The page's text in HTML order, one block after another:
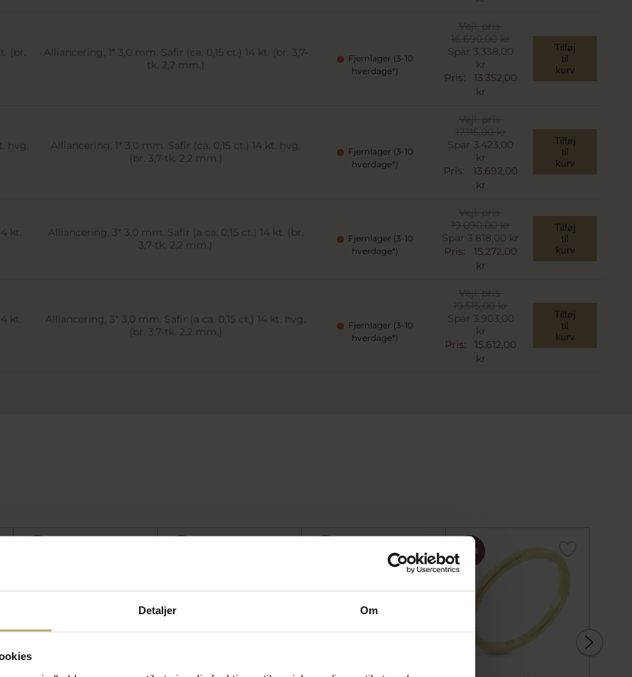
Detaljer Om
Alliancering, 1* 3,0 mm. Safir (ca. 0,15 ct.) 14 kt. (br. 3,7-
tk. 2,2 mm.)
Fjernlager (3-10
hverdage*)
Vejl. pris
16.690,00 kr
Spar 3.338,00
kr
Pris:
13.352,00
kr
Tilføj
til
kurv
Alliancering, 1* 3,0 mm. Safir (ca. 0,15 ct.) 14 kt. hvg.
(br. 3,7-tk. 2,2 mm.)
Fjernlager (3-10
hverdage*)
Vejl. pris
17.115,00 kr
Spar 3.423,00
kr
Pris:
13.692,00
kr
Tilføj
til
kurv
Alliancering, 3* 3,0 mm. Safir (a ca. 0,15 ct.) 14 kt. (br.
3,7-tk. 2,2 mm.)
Fjernlager (3-10
hverdage*)
Vejl. pris
19.090,00 kr
Spar 3.818,00 kr
Pris:
15.272,00
kr
Tilføj
til
kurv
Alliancering, 3* 3,0 mm. Safir (a ca. 0,15 ct.) 14 kt. hvg.
(br. 3,7-tk. 2,2 mm.)
Fjernlager (3-10
hverdage*)
Vejl. pris
19.515,00 kr
Spar 3.903,00
kr
Pris:
15.612,00
kr
Tilføj
til
kurv
SALE